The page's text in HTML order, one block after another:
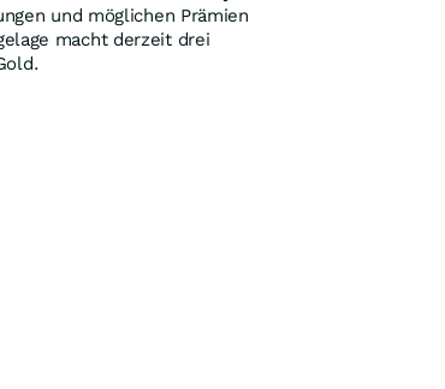
und möglichen Prämien
macht derzeit drei